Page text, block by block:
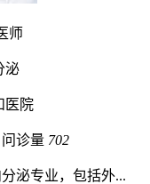
师
泌
医院
问诊量 702
泌专业，包括外...